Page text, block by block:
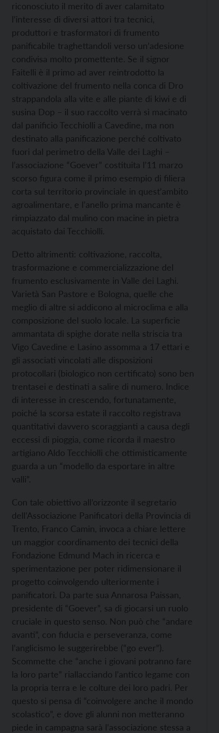
riconosciuto il merito di aver calamitato
l’interesse di diversi attori tra tecnici,
produttori e trasformatori di frumento
panificabile traghettandoli verso un’adesione
condivisa molto promettente. Se il signor
Faitelli è il primo ad aver reintrodotto la
coltivazione del frumento nella conca di Dro
strappandola alla vite e alle piante di kiwi e di
susina Dop – il suo raccolto verrà sì macinato
dal panificio Tecchiolli a Cavedine, ma non
destinato alla panificazione perché coltivato
fuori dal perimetro della Valle dei Laghi –
l’associazione “Goever” costituita l’11 marzo
scorso figura come il primo esempio di filiera
corta sul territorio provinciale in quest’ambito
agroalimentare, e l’anello prima mancante è
rimpiazzato dal mulino con macine in pietra
acquistato dai Tecchiolli.
Detto altrimenti: coltivazione, raccolta,
trasformazione e commercializzazione del
frumento esclusivamente in Valle dei Laghi.
Varietà San Pastore e Bologna, quelle che
meglio di altre si addicono al microclima e alla
composizione del suolo locale. La superficie
ammantata di spighe dorate nella striscia tra
Vigo Cavedine e Lasino assomma a 17 ettari e
gli associati vincolati alle disposizioni
protocollari (biologico non certificato) sono ben
trentasei e destinati a salire di numero. Indice
di interesse in crescendo, fortunatamente,
poiché la scorsa estate il raccolto registrava
quantitativi davvero scoraggianti a causa degli
eccessi di pioggia, come ricorda il maestro
artigiano Aldo Tecchiolli che ottimisticamente
guarda a un “modello da esportare in altre
valli”.
Con tale obiettivo all’orizzonte il segretario
dell’Associazione Panificatori della Provincia di
Trento, Franco Camin, invoca a chiare lettere
un maggior coordinamento dei tecnici della
Fondazione Edmund Mach in ricerca e
sperimentazione per poter ridimensionare il
progetto coinvolgendo ulteriormente i
panificatori. Da parte sua Annarosa Paissan,
presidente di “Goever”, sa di giocarsi un ruolo
cruciale in questo senso. Non può che “andare
avanti”, con fiducia e perseveranza, come
l’anglicismo le suggerirebbe (“go ever”).
Scommette che “anche i giovani potranno fare
la loro parte” riallacciando l’antico legame con
la propria terra e le colture dei loro padri. Per
questo si pensa di “coinvolgere anche il mondo
scolastico”, e dove gli alunni non metteranno
piede in campagna sarà l’associazione stessa a